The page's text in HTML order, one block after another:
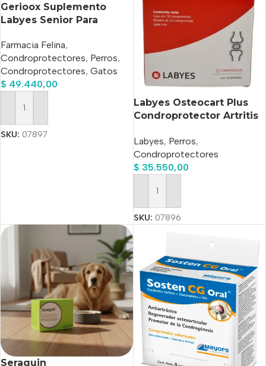
Gerioox Suplemento
Labyes Senior Para
Comprimidos
Farmacia Felina,
Condroprotectores, Perros,
Condroprotectores, Gatos
$ 49.440,00
Añadir Al Carrito
SKU: 07897
Labyes Osteocart Plus
Condroprotector Artritis
Labyes, Perros,
Condroprotectores
$ 35.550,00
Añadir Al Carrito
SKU: 07896
Seraquin